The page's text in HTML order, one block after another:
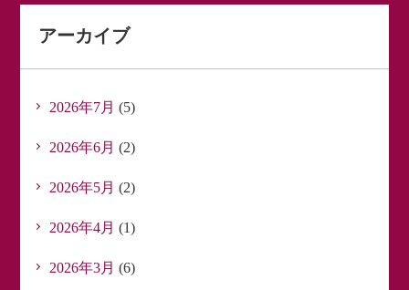
アーカイブ
2026年7月 (5)
2026年6月 (2)
2026年5月 (2)
2026年4月 (1)
2026年3月 (6)